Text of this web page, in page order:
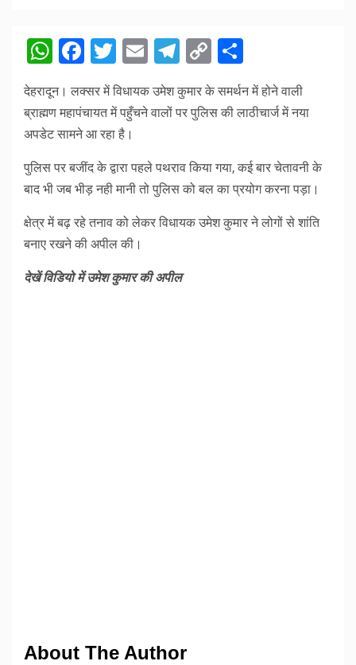
WhatsApp
Facebook
Twitter
EmailTelegram
Copy
Link
देहरादून। लक्सर में विधायक उमेश कुमार के समर्थन में होने वाली
ब्राह्मण महापंचायत में पहुँचने वालों पर पुलिस की लाठीचार्ज में नया
अपडेट सामने आ रहा है।
पुलिस पर बजींद के द्वारा पहले पथराव किया गया, कई बार चेतावनी के
बाद भी जब भीड़ नही मानी तो पुलिस को बल का प्रयोग करना पड़ा।
क्षेत्र में बढ़ रहे तनाव को लेकर विधायक उमेश कुमार ने लोगों से शांति
बनाए रखने की अपील की।
देखें विडियो में उमेश कुमार की अपील
About The Author